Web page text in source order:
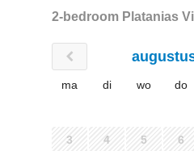
2-bedroom Platanias
ma di wo do
3 4 5 6